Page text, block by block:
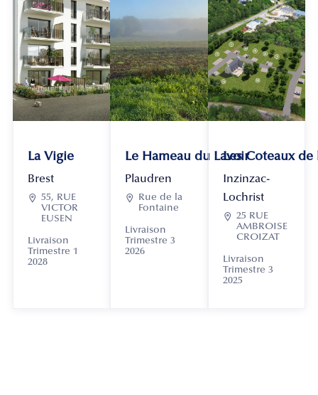
La Vigie
Brest
 55, RUE
VICTOR
EUSEN
Livraison
Trimestre 1
2028
Le Hameau du Lavoir
Plaudren

Rue de la
Fontaine
Livraison
Trimestre 3
2026
Les Coteaux
Inzinzac-
Lochrist
 25 RUE
AMBROISE
CROIZAT
Livraison
Trimestre 3
2025